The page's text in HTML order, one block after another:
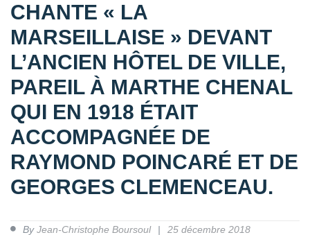
CHANTE « LA
MARSEILLAISE » DEVANT
L’ANCIEN HÔTEL DE VILLE,
PAREIL À MARTHE CHENAL
QUI EN 1918 ÉTAIT
ACCOMPAGNÉE DE
RAYMOND POINCARÉ ET DE
GEORGES CLEMENCEAU.
ByJean-Christophe Boursoul 25 décembre 2018